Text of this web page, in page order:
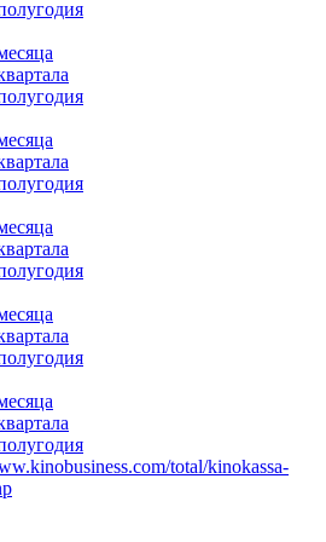
total/kinokassa-